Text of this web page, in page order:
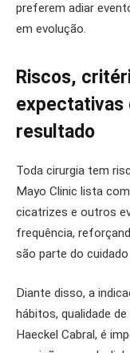
preferem adiar
em evolução.
Riscos,
expectativas
resultado
Toda cirurgia tem
Mayo Clinic lista
cicatrizes e outros
frequência,
são parte do cuidado
Diante disso, a
hábitos, qualidade
Haeckel Cabral, é